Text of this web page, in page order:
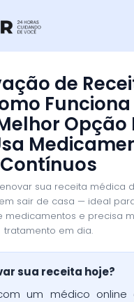
de
Funciona
Opção
Contínuos
sua receita médica
sair de casa — ideal
medicamentos e precisa
tratamento em dia.
sua receita hoje?
um médico online